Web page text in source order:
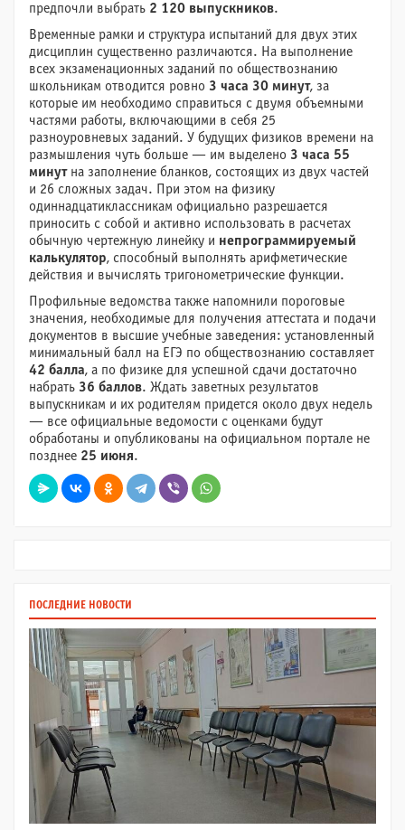
предпочли выбрать 2 120 выпускников.
Временные рамки и структура испытаний для двух этих
дисциплин существенно различаются. На выполнение
всех экзаменационных заданий по обществознанию
школьникам отводится ровно 3 часа 30 минут, за
которые им необходимо справиться с двумя объемными
частями работы, включающими в себя 25
разноуровневых заданий. У будущих физиков времени на
размышления чуть больше — им выделено 3 часа 55
минутна заполнение бланков, состоящих из двух частей
и 26 сложных задач. При этом на физику
одиннадцатиклассникам официально разрешается
приносить с собой и активно использовать в расчетах
обычную чертежную линейку и непрограммируемый
калькулятор, способный выполнять арифметические
действия и вычислять тригонометрические функции.
Профильные ведомства также напомнили пороговые
значения, необходимые для получения аттестата и подачи
документов в высшие учебные заведения: установленный
минимальный балл на ЕГЭ по обществознанию составляет
42 балла, а по физике для успешной сдачи достаточно
набрать 36 баллов. Ждать заветных результатов
выпускникам и их родителям придется около двух недель
— все официальные ведомости с оценками будут
обработаны и опубликованы на официальном портале не
позднее 25 июня.
ПОСЛЕДНИЕ НОВОСТИ